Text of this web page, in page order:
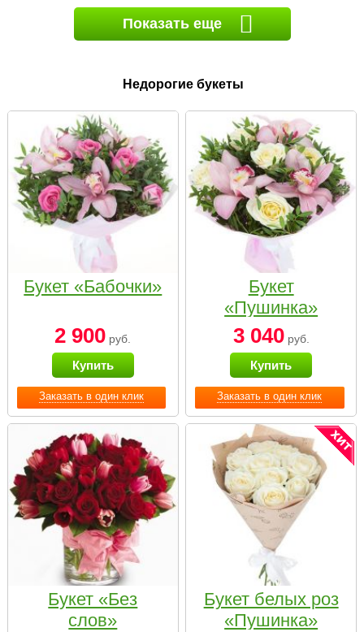
Показать еще
Недорогие букеты
Заказать в один клик
Букет «Бабочки»
2 900 руб.
Купить
Заказать в один клик
Букет
«Пушинка»
3 040руб.
Купить
Букет «Без
слов»
Букет белых роз
«Пушинка»